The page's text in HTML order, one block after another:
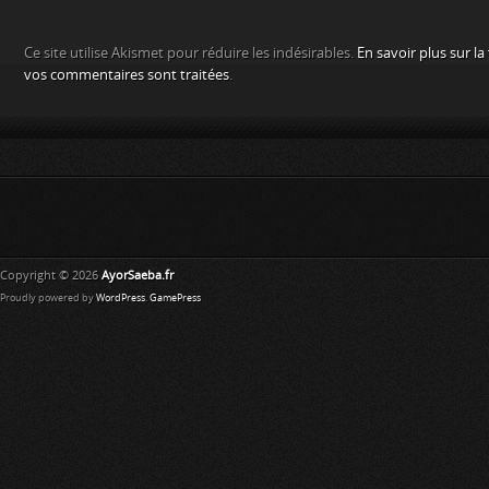
Ce site utilise Akismet pour réduire les indésirables. En savoir plus sur
vos commentaires sont traitées.
Copyright © 2026 AyorSaeba.fr
Proudly powered by WordPress. GamePress